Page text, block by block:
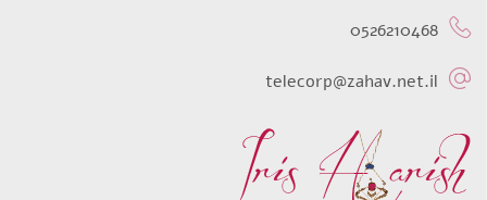
0526210468
telecorp@zahav.net.il